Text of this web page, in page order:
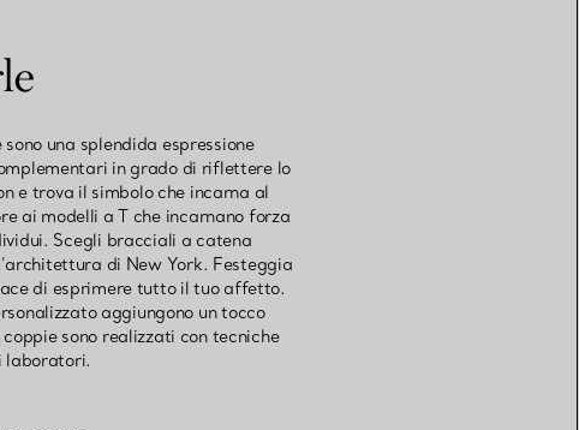
una splendida espressione
in grado di riflettere lo
e trova il simbolo che incarna al
ai modelli a T che incarnano forza
Scegli bracciali a catena
di New York. Festeggia
di esprimere tutto il tuo affetto.
aggiungono un tocco
sono realizzati con tecniche
laboratori.